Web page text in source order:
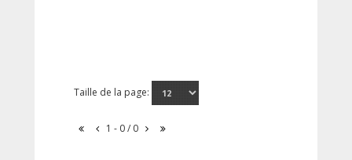
Taille de la page:
1 - 0 / 0